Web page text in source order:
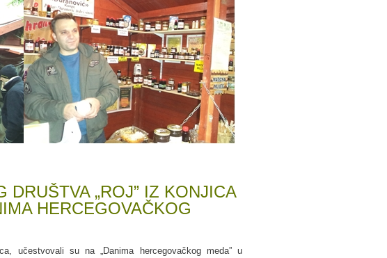
DRUŠTVA „ROJ” IZ KONJICA
HERCEGOVAČKOG
učestvovali su na „Danima hercegovačkog meda” u